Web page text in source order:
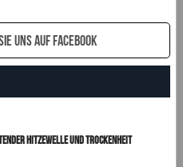
uns auf Facebook
Hitzewelle und Trockenheit